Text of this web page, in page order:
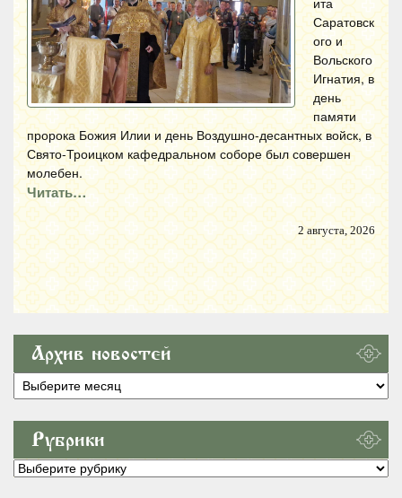
Саратовск
ого и
Вольского
Игнатия, в
день
памяти
пророка Божия Илии и день Воздушно-десантных войск, в
Свято-Троицком кафедральном соборе был совершен
молебен.
Читать…
2 августа, 2026
Архив новостей
Архив
новостей
Рубрики
Рубрики